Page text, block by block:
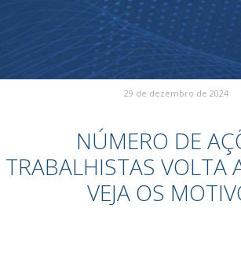
29 de dezembro de 2024
NÚMERO DE
TRABALHISTAS VOLTA
VEJA OS